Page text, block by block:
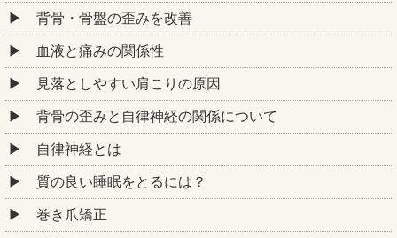
背骨・骨盤の歪みを改善
血液と痛みの関係性
見落としやすい肩こりの原因
背骨の歪みと自律神経の関係について
自律神経とは
質の良い睡眠をとるには？
巻き爪矯正